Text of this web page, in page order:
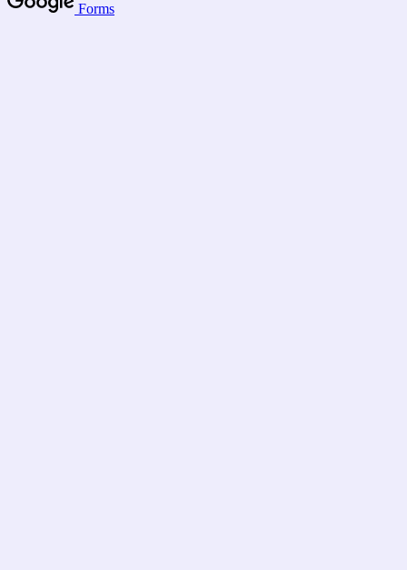
Forms